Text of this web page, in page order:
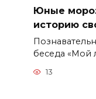
Юные
историю
беседа
13